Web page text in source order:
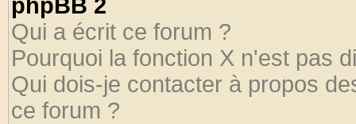
phpBB 2
Qui a écrit ce forum ?
Pourquoi la fonction X n'est pas
Qui dois-je contacter à propos
ce forum ?